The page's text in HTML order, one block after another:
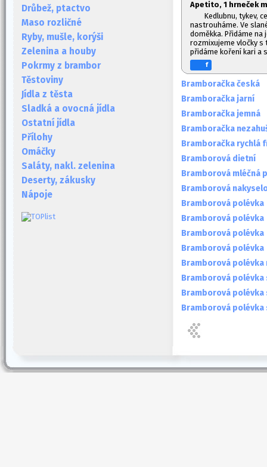
Drůbež, ptactvo
Maso rozličné
Ryby, mušle, korýši
Zelenina a houby
Pokrmy z brambor
Těstoviny
Jídla z těsta
Sladká a ovocná jídla
Ostatní jídla
Přílohy
Omáčky
Saláty, nakl. zelenina
Deserty, zákusky
Nápoje
Apetito, 1 hrneček
Kedlubnu, tykev,
nastrouháme. Ve
doměkka. Přidáme na
rozmixujeme vločky s
přidáme koření kari a
f
Bramboračka česká
Bramboračka jarní
Bramboračka jemná
Bramboračka
Bramboračka rychlá
Bramborová dietní
Bramborová mléčná
Bramborová
Bramborová polévka
Bramborová polévka
Bramborová polévka
Bramborová polévka
Bramborová polévka
Bramborová polévka
Bramborová polévka
Bramborová polévka